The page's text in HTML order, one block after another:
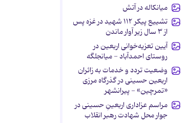
میانکاله در آتش
تشییع پیکر ۱۱۲ شهید در غزه پس
از ۳ سال زیر آوار ماندن
آیین تعزیه‌خوانی اربعین در
روستای احمدآباد - میانجلگه
وضعیت تردد و خدمات به زائران
اربعین حسینی در گذرگاه مرزی
«تمرچین» - پیرانشهر
مراسم عزاداری اربعینِ حسینی در
جوار محل شهادت رهبر انقلاب